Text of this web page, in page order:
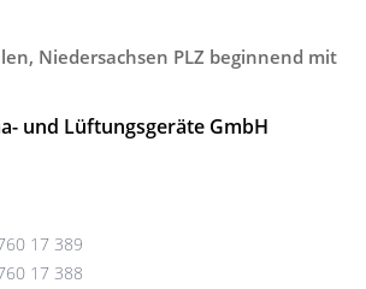
Niedersachsen PLZ beginnend mit
und Lüftungsgeräte GmbH
17 389
17 388